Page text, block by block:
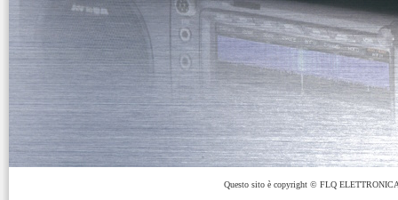
Questo sito è copyright © FLQ